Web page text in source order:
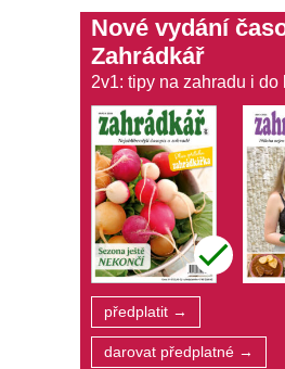
Nové vydání
Zahrádkář
2v1: tipy na zahradu i do
předplatit →
darovat předplatné →